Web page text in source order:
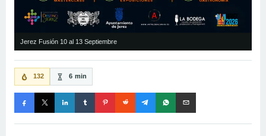
Jerez Fusión 10 al 13 Septiembre
132 6 min